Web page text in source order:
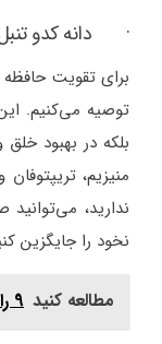
· دانه کدو
برای تقویت
توصیه می‌کنیم.
بلکه در بهبود
ندارید،
نخود را جایگزین
مطالعه کنید 9 راهکار برای کارآمدتر شدن در محل کار